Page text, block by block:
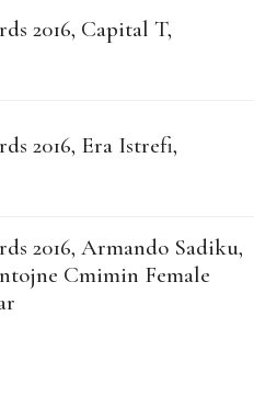
2016, Capital T,
2016, Era Istrefi,
2016, Armando Sadiku,
Cmimin Female